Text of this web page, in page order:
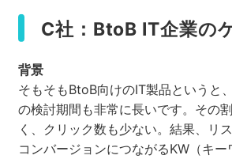
C社：BtoB IT企業の
背景
そもそもBtoB向けのIT製品というと
の検討期間も非常に長いです。その
く、クリック数も少ない。結果、リ
コンバージョンにつながるKW（キ